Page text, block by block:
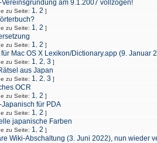
Vereinsgründung am 9.1.2007 vollzogen!
zu Seite: 1 2 ]
zu Seite: 1 2 ]
zu Seite: 1 2 ]
Mac OS X Lexikon/Dictionary.app (9. Januar
zu Seite: 1 2 3 ]
aus Japan
zu Seite: 1 2 3 ]
OCR
zu Seite: 1 2 ]
Japanisch für PDA
zu Seite: 1 2 ]
japanische Farben
zu Seite: 1 2 ]
Wiki-Abschaltung (3. Juni 2022), nun wieder